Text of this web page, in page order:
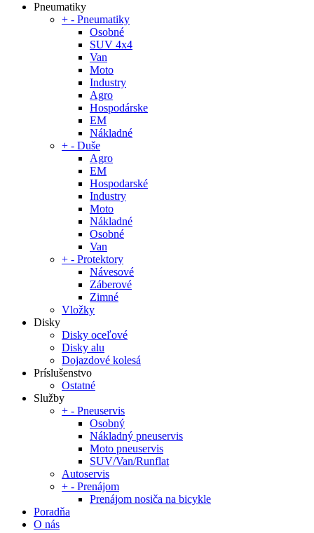
Pneumatiky
+ - Pneumatiky
Osobné
SUV 4x4
Van
Moto
Industry
Agro
Hospodárske
EM
Nákladné
+ - Duše
Agro
EM
Hospodarské
Industry
Moto
Nákladné
Osobné
Van
+ - Protektory
Návesové
Záberové
Zimné
Vložky
Disky
Disky oceľové
Disky alu
Dojazdové kolesá
Príslušenstvo
Ostatné
Služby
+ - Pneuservis
Osobný
Nákladný pneuservis
Moto pneuservis
SUV/Van/Runflat
Autoservis
+ - Prenájom
Prenájom nosiča na bicykle
Poradňa
O nás